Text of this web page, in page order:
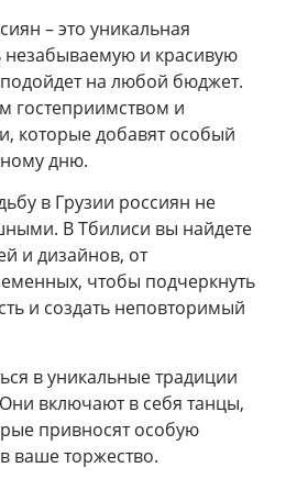
– это уникальная
незабываемую и красивую
на любой бюджет.
гостеприимством и
которые добавят особый
дню.
в Грузии россиян не
В Тбилиси вы найдете
и дизайнов, от
чтобы подчеркнуть
и создать неповторимый
в уникальные традиции
включают в себя танцы,
привносят особую
ваше торжество.